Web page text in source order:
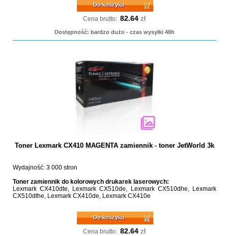
Do koszyka
Cena brutto: 82.64 zł
Dostępność: bardzo dużo - czas wysyłki 48h
Toner Lexmark CX410 MAGENTA zamiennik - toner JetWorld 3k
Wydajność: 3 000 stron
Toner zamiennik do kolorowych drukarek laserowych:
Lexmark CX410dte, Lexmark CX510de, Lexmark CX510dhe, Lexmark
CX510dthe, Lexmark CX410de, Lexmark CX410e
Do koszyka
Cena brutto: 82.64 zł